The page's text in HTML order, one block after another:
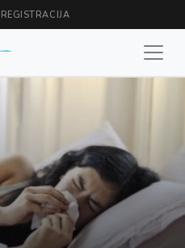
REGISTRACIJA